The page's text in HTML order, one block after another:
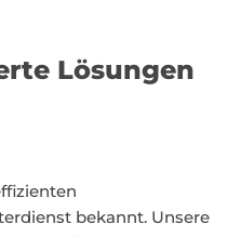
Lösungen
bekannt. Unsere